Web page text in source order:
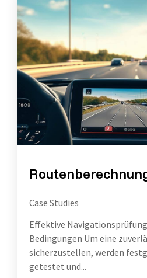
Case Studies
Effektive
Bedingungen Um eine
sicherzustellen, werden
getestet und...